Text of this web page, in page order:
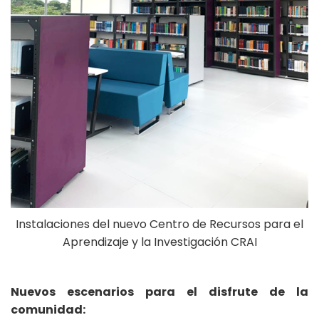
Instalaciones del nuevo Centro de Recursos para el
Aprendizaje y la Investigación CRAI
Nuevos escenarios para el disfrute de la
comunidad: